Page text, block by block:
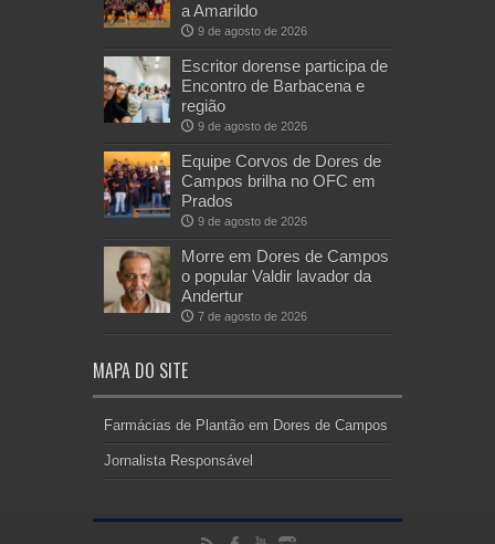
a Amarildo
9 de agosto de 2026
Escritor dorense participa de
Encontro de Barbacena e
região
9 de agosto de 2026
Equipe Corvos de Dores de
Campos brilha no OFC em
Prados
9 de agosto de 2026
Morre em Dores de Campos
o popular Valdir lavador da
Andertur
7 de agosto de 2026
MAPA DO SITE
Farmácias de Plantão em Dores de Campos
Jornalista Responsável